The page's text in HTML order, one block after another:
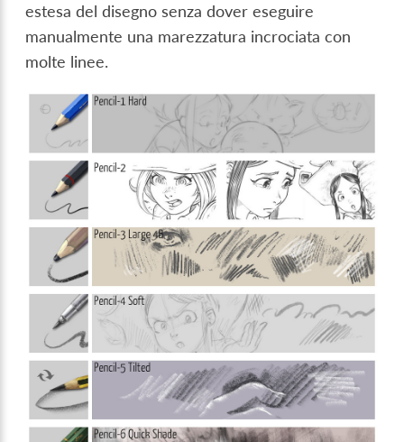
estesa del disegno senza dover eseguire
manualmente una marezzatura incrociata con
molte linee.